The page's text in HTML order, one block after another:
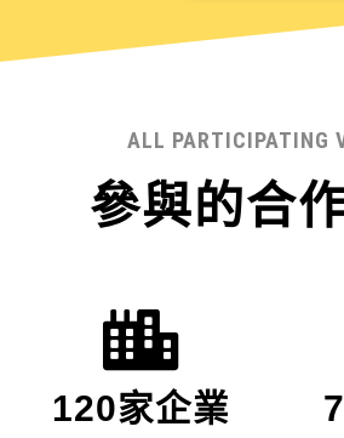
ALL PARTICIPATING
參與的合
120家企業